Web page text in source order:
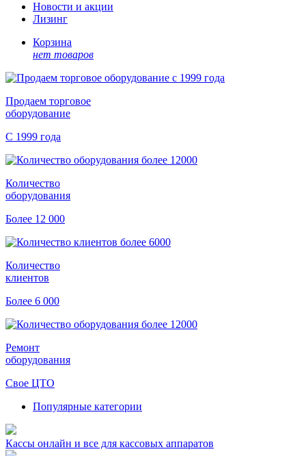
Новости и акции
Лизинг
Корзина
нет товаров
Продаем торговое
оборудование
С 1999 года
Количество
оборудования
Более 12 000
Количество
клиентов
Более 6 000
Ремонт
оборудования
Свое ЦТО
Популярные категории
Кассы онлайн и все для кассовых аппаратов